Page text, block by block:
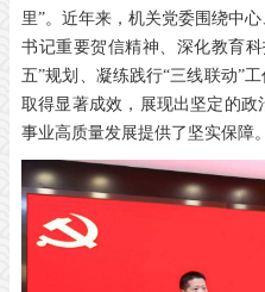
里”。近年来，机关党委围绕中
书记重要贺信精神、深化教育
五”规划、凝练践行“三线联动”
取得显著成效，展现出坚定的
事业高质量发展提供了坚实保障。